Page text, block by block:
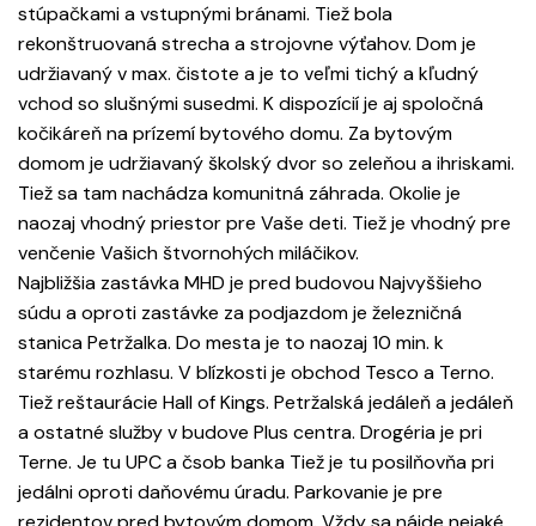
stúpačkami a vstupnými bránami. Tiež bola
rekonštruovaná strecha a strojovne výťahov. Dom je
udržiavaný v max. čistote a je to veľmi tichý a kľudný
vchod so slušnými susedmi. K dispozícií je aj spoločná
kočikáreň na prízemí bytového domu. Za bytovým
domom je udržiavaný školský dvor so zeleňou a ihriskami.
Tiež sa tam nachádza komunitná záhrada. Okolie je
naozaj vhodný priestor pre Vaše deti. Tiež je vhodný pre
venčenie Vašich štvornohých miláčikov.
Najbližšia zastávka MHD je pred budovou Najvyššieho
súdu a oproti zastávke za podjazdom je železničná
stanica Petržalka. Do mesta je to naozaj 10 min. k
starému rozhlasu. V blízkosti je obchod Tesco a Terno.
Tiež reštaurácie Hall of Kings. Petržalská jedáleň a jedáleň
a ostatné služby v budove Plus centra. Drogéria je pri
Terne. Je tu UPC a čsob banka Tiež je tu posilňovňa pri
jedálni oproti daňovému úradu. Parkovanie je pre